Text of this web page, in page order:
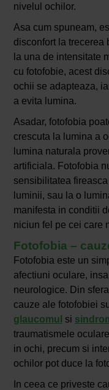
nivelul ochilor.
Asa cum spuneam,
disconfort la trecerea
la una de intensitate
cu fotofobie, acest
ochii se adapteaza,
a evita lumina.
Asadar, fotofobia
crescuta la lumina a
lumina naturala
artificiala. Fotofobia
sensibilitatea
luminii, sau la o
manifesta in conditii
niciun fel pe cei care
Fotofobia –
Fotofobia este un
afectiuni oculare,
neurologice. Din
cauze ale fotofobiei
glaucomul si
traumatismele
in ochi, precum si
ochilor pot duce la
In ceea ce priveste